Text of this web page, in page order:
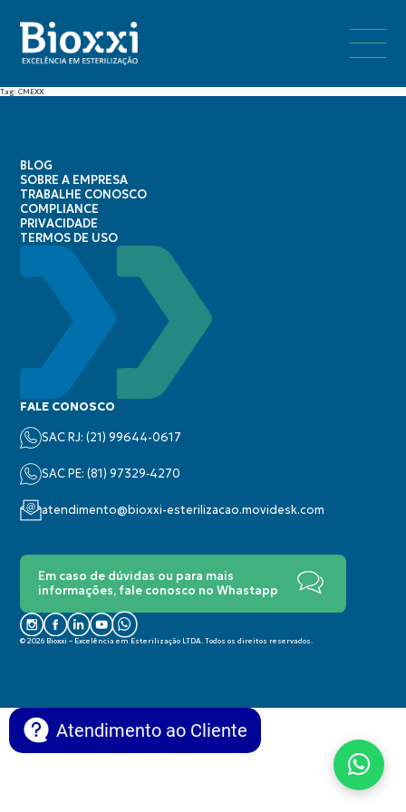
Tag: CMEXX
BLOG
SOBRE A EMPRESA
TRABALHE CONOSCO
COMPLIANCE
PRIVACIDADE
TERMOS DE USO
FALE CONOSCO
SAC RJ: (21) 99644-0617
SAC PE: (‪81) 97329‑4270‬
atendimento@bioxxi-esterilizacao.movidesk.com
Em caso de dúvidas ou para mais
informações, fale conosco no Whastapp
© 2026 Bioxxi – Excelência em Esterilização LTDA. Todos os direitos reservados.
Atendimento ao Cliente